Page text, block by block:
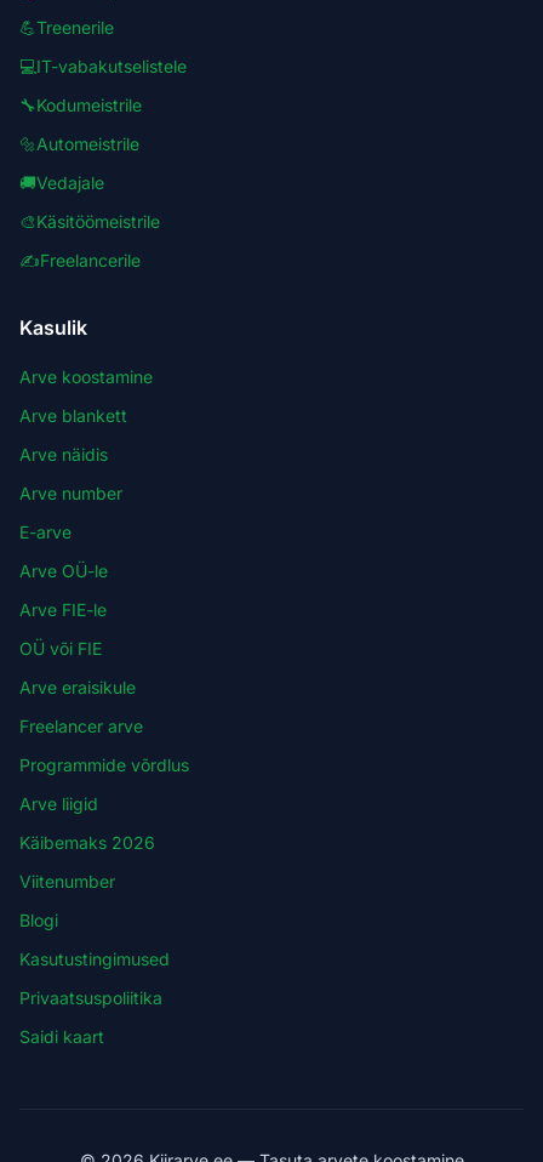
💪Treenerile
💻IT-vabakutselistele
🔧Kodumeistrile
🔩Automeistrile
🚚Vedajale
🎨Käsitöömeistrile
✍️Freelancerile
Kasulik
Arve koostamine
Arve blankett
Arve näidis
Arve number
E-arve
Arve OÜ-le
Arve FIE-le
OÜ või FIE
Arve eraisikule
Freelancer arve
Programmide võrdlus
Arve liigid
Käibemaks 2026
Viitenumber
Blogi
Kasutustingimused
Privaatsuspoliitika
Saidi kaart